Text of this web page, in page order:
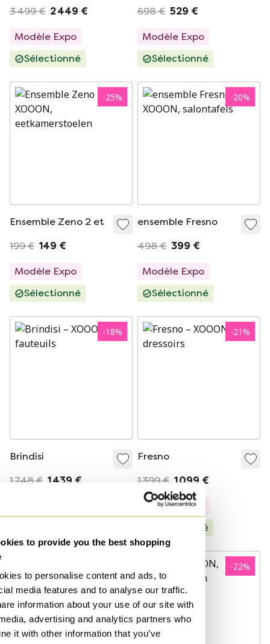
to provide you the best shopping
to personalise content and ads, to
media features and to analyse our traffic.
information about your use of our site with
advertising and analytics partners who
it with other information that you’ve
3 499 € 2 449 €
Modèle Expo
Sélectionné
698 € 529 €
Modèle Expo
Sélectionné
-25%
Ensemble Zeno 2 et
199 € 149 €
Modèle Expo
Sélectionné
-20%
ensemble Fresno
498 € 399 €
Modèle Expo
Sélectionné
-18%
Brindisi
1 748 € 1 439 €
-21%
Fresno
1 399 € 1 099 €
Modèle Expo
Sélectionné
-22%